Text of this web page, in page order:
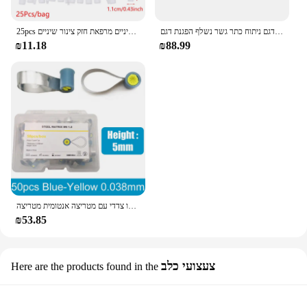
25pcs שלנו חד פעמי רוק ניקוי שיניים כירורגי טיפים שאיבה רזה סוג ארוך רפואת שיניים מרפאת חזק צינור שיניים
₪11.18
שיניים 4 פעמים שתל שיניים דגם ניתוח כתר גשר נשלף הפגנת דגם Dentisty מחקר אימון הוראת דגם
₪88.99
מטריצה שיניים חדשות מטריצות מתכת 5 מ "מ דו צדדי עם מטריצה אנטומית מטריצה m6
₪53.85
Here are the products found in the צעצועי כלב